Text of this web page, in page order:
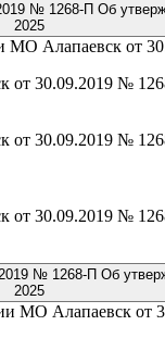
№ 1268-П Об
2025
МО Алапаевск от
30.09.2019 №
30.09.2019 №
30.09.2019 №
№ 1268-П Об
2025
МО Алапаевск